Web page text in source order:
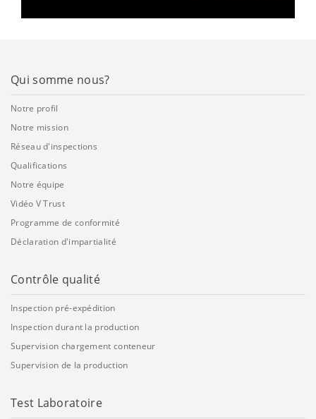
Qui somme nous?
Notre profil
Notre mission
Réseau d'inspections
Qualifications
Notre équipe
Vidéo V Trust
Programme de conformité
Déclaration d'impartialité
Contrôle qualité
Inspection pré-expédition
Inspection durant la production
Supervision chargement conteneur
Supervision de la production
Test Laboratoire